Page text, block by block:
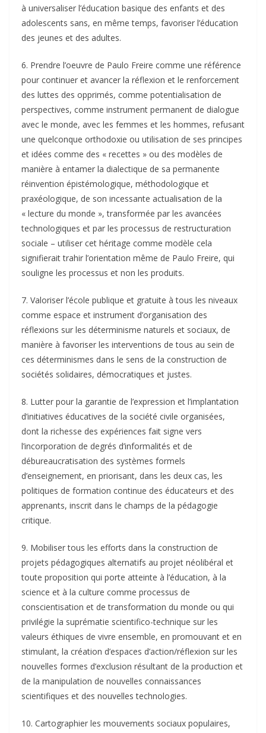
à universaliser l’éducation basique des enfants et des
adolescents sans, en même temps, favoriser l’éducation
des jeunes et des adultes.
6. Prendre l’oeuvre de Paulo Freire comme une référence
pour continuer et avancer la réflexion et le renforcement
des luttes des opprimés, comme potentialisation de
perspectives, comme instrument permanent de dialogue
avec le monde, avec les femmes et les hommes, refusant
une quelconque orthodoxie ou utilisation de ses principes
et idées comme des « recettes » ou des modèles de
manière à entamer la dialectique de sa permanente
réinvention épistémologique, méthodologique et
praxéologique, de son incessante actualisation de la
« lecture du monde », transformée par les avancées
technologiques et par les processus de restructuration
sociale – utiliser cet héritage comme modèle cela
signifierait trahir l’orientation même de Paulo Freire, qui
souligne les processus et non les produits.
7. Valoriser l’école publique et gratuite à tous les niveaux
comme espace et instrument d’organisation des
réflexions sur les déterminisme naturels et sociaux, de
manière à favoriser les interventions de tous au sein de
ces déterminismes dans le sens de la construction de
sociétés solidaires, démocratiques et justes.
8. Lutter pour la garantie de l’expression et l’implantation
d’initiatives éducatives de la société civile organisées,
dont la richesse des expériences fait signe vers
l’incorporation de degrés d’informalités et de
débureaucratisation des systèmes formels
d’enseignement, en priorisant, dans les deux cas, les
politiques de formation continue des éducateurs et des
apprenants, inscrit dans le champs de la pédagogie
critique.
9. Mobiliser tous les efforts dans la construction de
projets pédagogiques alternatifs au projet néolibéral et
toute proposition qui porte atteinte à l’éducation, à la
science et à la culture comme processus de
conscientisation et de transformation du monde ou qui
privilégie la suprématie scientifico-technique sur les
valeurs éthiques de vivre ensemble, en promouvant et en
stimulant, la création d’espaces d’action/réflexion sur les
nouvelles formes d’exclusion résultant de la production et
de la manipulation de nouvelles connaissances
scientifiques et des nouvelles technologies.
10. Cartographier les mouvements sociaux populaires,